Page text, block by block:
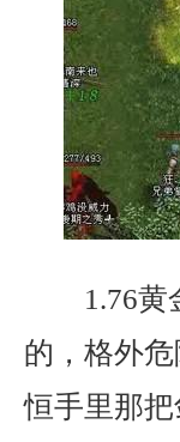
1.76黄
的，格外
恒手里那